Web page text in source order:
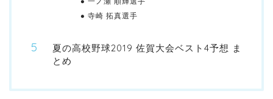
寺崎 拓真選手
夏の高校野球2019 佐賀大会ベスト4予想 ま
とめ